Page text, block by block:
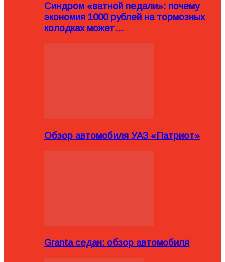
Синдром «ватной педали»: почему
экономия 1000 рублей на тормозных
колодках может…
Обзор автомобиля УАЗ «Патриот»
Granta седан: обзор автомобиля